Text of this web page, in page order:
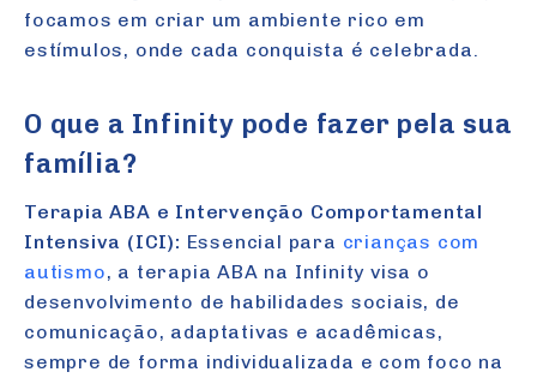
focamos em criar um ambiente rico em
estímulos, onde cada conquista é celebrada.
O que a Infinity pode fazer pela sua
família?
Terapia ABA e Intervenção Comportamental
Intensiva (ICI): Essencial para crianças com
autismo, a terapia ABA na Infinity visa o
desenvolvimento de habilidades sociais, de
comunicação, adaptativas e acadêmicas,
sempre de forma individualizada e com foco na